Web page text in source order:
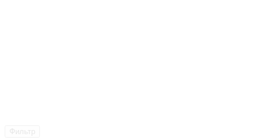
Фильтр